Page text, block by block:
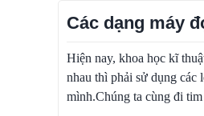
Các dạng máy
Hiện nay, khoa học kĩ
nhau thì phải sử dụng các
mình.Chúng ta cùng đi tim